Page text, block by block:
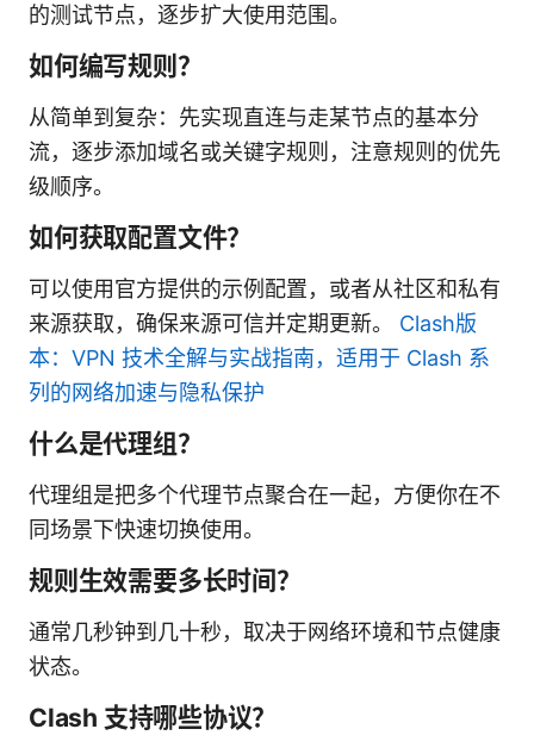
的测试节点，逐步扩大使用范围。
如何编写规则？
从简单到复杂：先实现直连与走某节点的基本分
流，逐步添加域名或关键字规则，注意规则的优先
级顺序。
如何获取配置文件？
可以使用官方提供的示例配置，或者从社区和私有
来源获取，确保来源可信并定期更新。 Clash版
本：VPN 技术全解与实战指南，适用于 Clash 系
列的网络加速与隐私保护
什么是代理组？
代理组是把多个代理节点聚合在一起，方便你在不
同场景下快速切换使用。
规则生效需要多长时间？
通常几秒钟到几十秒，取决于网络环境和节点健康
状态。
Clash 支持哪些协议？